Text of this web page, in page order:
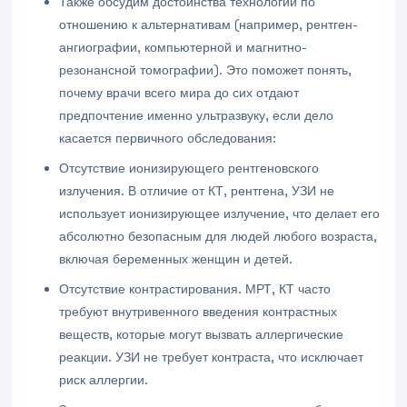
отношению к альтернативам (например, рентген-
ангиографии, компьютерной и магнитно-
резонансной томографии). Это поможет понять,
почему врачи всего мира до сих отдают
предпочтение именно ультразвуку, если дело
касается первичного обследования:
Отсутствие ионизирующего рентгеновского
излучения. В отличие от КТ, рентгена, УЗИ не
использует ионизирующее излучение, что делает его
абсолютно безопасным для людей любого возраста,
включая беременных женщин и детей.
Отсутствие контрастирования. МРТ, КТ часто
требуют внутривенного введения контрастных
веществ, которые могут вызвать аллергические
реакции. УЗИ не требует контраста, что исключает
риск аллергии.